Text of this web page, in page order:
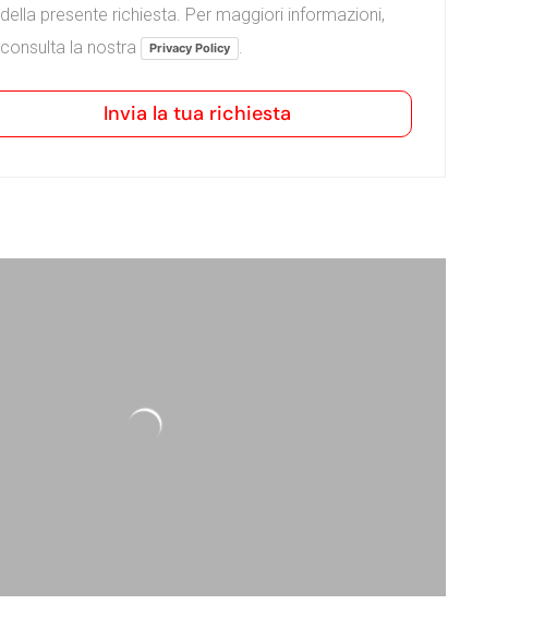
della presente richiesta. Per maggiori informazioni,
consulta la nostra
Privacy Policy .